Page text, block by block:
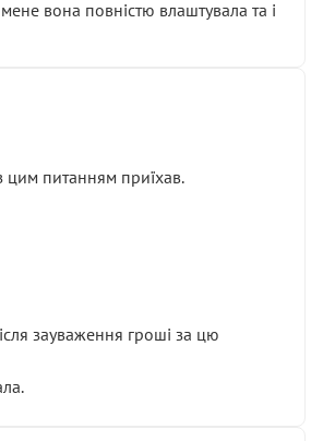
вона повністю влаштувала та і
цим питанням приїхав.
зауваження гроші за цю